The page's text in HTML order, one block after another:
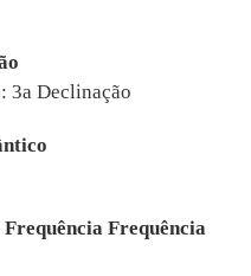
3a Declinação
Frequência